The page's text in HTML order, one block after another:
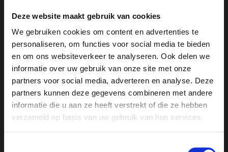
Deze website maakt gebruik van cookies
We gebruiken cookies om content en advertenties te
personaliseren, om functies voor social media te bieden
en om ons websiteverkeer te analyseren. Ook delen we
informatie over uw gebruik van onze site met onze
partners voor social media, adverteren en analyse. Deze
partners kunnen deze gegevens combineren met andere
informatie die u aan ze heeft verstrekt of die ze hebben
verzameld op basis van uw gebruik van hun services.
Drienerstraat 41
Kliniek Utrecht
Amsterdamsestraatweg 717-719
Over Aepril
Bij Aepril Clinics combineren we expertise